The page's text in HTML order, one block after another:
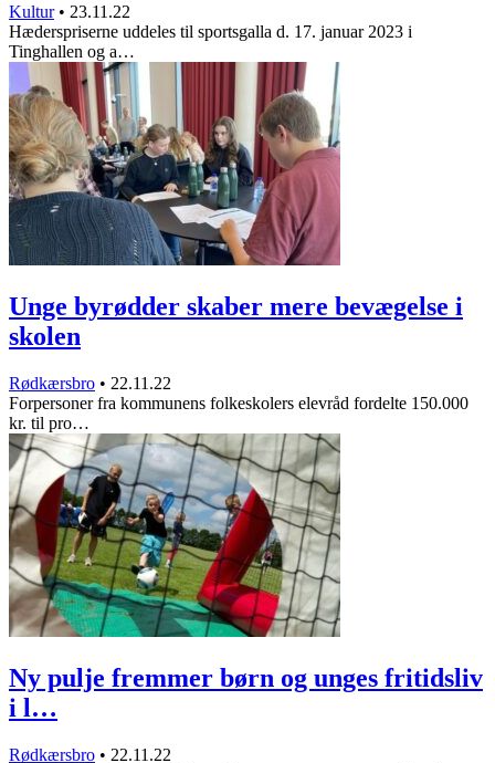
Kultur • 23.11.22
Hæderspriserne uddeles til sportsgalla d. 17. januar 2023 i
Tinghallen og a…
Unge byrødder skaber mere bevægelse i
skolen
Rødkærsbro • 22.11.22
Forpersoner fra kommunens folkeskolers elevråd fordelte 150.000
kr. til pro…
Ny pulje fremmer børn og unges fritidsliv
i l…
Rødkærsbro • 22.11.22